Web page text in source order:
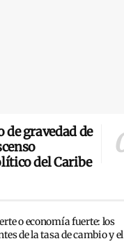
de gravedad de
del Caribe
o economía fuerte: los
de la tasa de cambio y el